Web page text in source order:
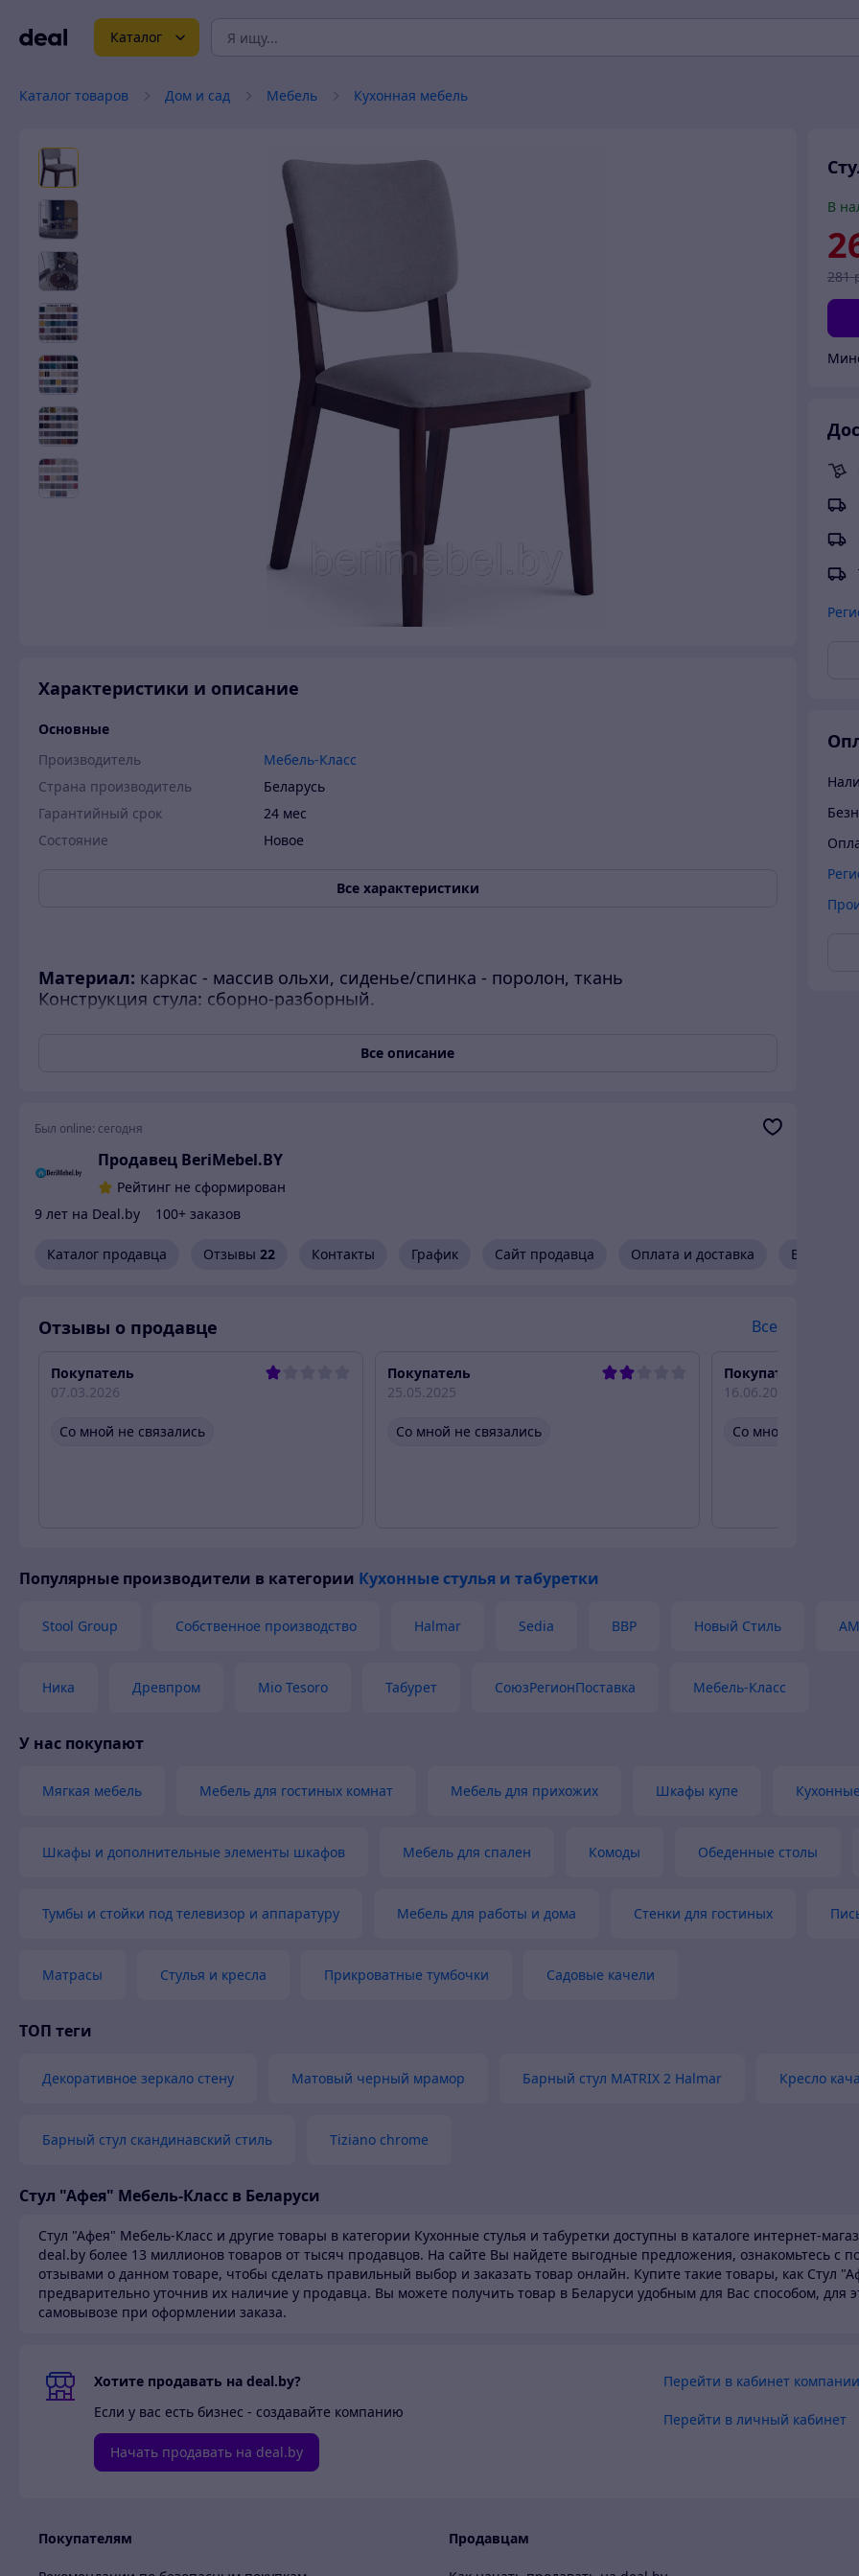
Каталог
Каталог товаров Дом и сад Мебель Кухонная мебель
Характеристики и описание
Основные
Производитель
Мебель-Класс
Страна производитель
Беларусь
Гарантийный срок
24 мес
Состояние
Новое
Все характеристики
Материал: каркас - массив ольхи, сиденье/спинка - поролон, ткань
Конструкция стула: сборно-разборный.
ЦЕНА УКАЗАНА ЗА СТУЛ В ЛЮБОМ ЦВЕТЕ КАРКАСА И ЗАВИСИТ
1 категория
ткани
2 категория
278,35
3 категория
ткани
302,10
ткани
Все описание
Был online: сегодня
Продавец BeriMebel.BY
Рейтинг не сформирован
9 лет на Deal.by
100+ заказов
Каталог продавца Отзывы 22 Контакты График Сайт продавца Оплата и доставка Возврат и
Отзывы о продавце Все
Покупатель
07.03.2026
Со мной не связались
Покупатель
25.05.2025
Со мной не связались
Покупатель
16.06.2024
Со мной не
В
281
Популярные производители в категории Кухонные стулья и табуретки
Stool Group Собственное производство Halmar Sedia ВВР Новый Стиль
Ника Древпром Mio Tesoro Табурет СоюзРегионПоставка Мебель-Класс
У нас покупают
Мягкая мебель Мебель для гостиных комнат Мебель для прихожих Шкафы купе
Шкафы и дополнительные элементы шкафов Мебель для спален Комоды Обеденные столы
Тумбы и стойки под телевизор и аппаратуру Мебель для работы и дома Стенки для гостиных
Матрасы Стулья и кресла Прикроватные тумбочки Садовые качели
ТОП теги
Декоративное зеркало стену Матовый черный мрамор Барный стул MATRIX 2 Halmar Кресло
Барный стул скандинавский стиль Tiziano chrome
Стул "Афея" Мебель-Класс в Беларуси
Стул "Афея" Мебель-Класс и другие товары в категории Кухонные стулья и табуретки доступны в каталоге интернет-
deal.by более 13 миллионов товаров от тысяч продавцов. На сайте Вы найдете выгодные предложения, ознакомьтесь с
отзывами о данном товаре, чтобы сделать правильный выбор и заказать товар онлайн. Купите такие товары, как Стул
предварительно уточнив их наличие у продавца. Вы можете получить товар в Беларуси удобным для Вас способом, для
самовывозе при оформлении заказа.
Хотите продавать на deal.by?
Если у вас есть бизнес - создавайте компанию
Начать продавать на deal.by
Перейти в кабинет компании
Перейти в личный кабинет
Покупателям Продавцам